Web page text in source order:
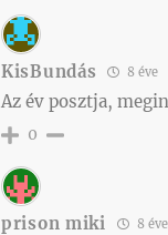
KisBundás 8 éve
Az év posztja,
0
prison miki 8 éve